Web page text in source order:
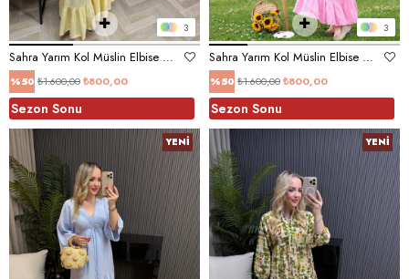
3
Sahra Yarım Kol Müslin Elbise Sarı
%50 ₺800,00
₺1.600,00
Sezon Sonu
3
Sahra Yarım Kol Müslin Elbise Pembe
%50 ₺800,00
₺1.600,00
Sezon Sonu
YENI
ÜRÜN
YENI
ÜRÜN